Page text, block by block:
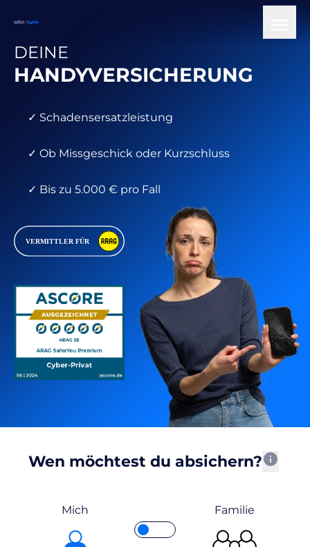
DEINE
HANDYVERSICHERUNG
✓ Schadensersatzleistung
✓ Ob Missgeschick oder Kurzschluss
✓ Bis zu 5.000 € pro Fall
Wen möchtest du absichern?info
Mich Familie